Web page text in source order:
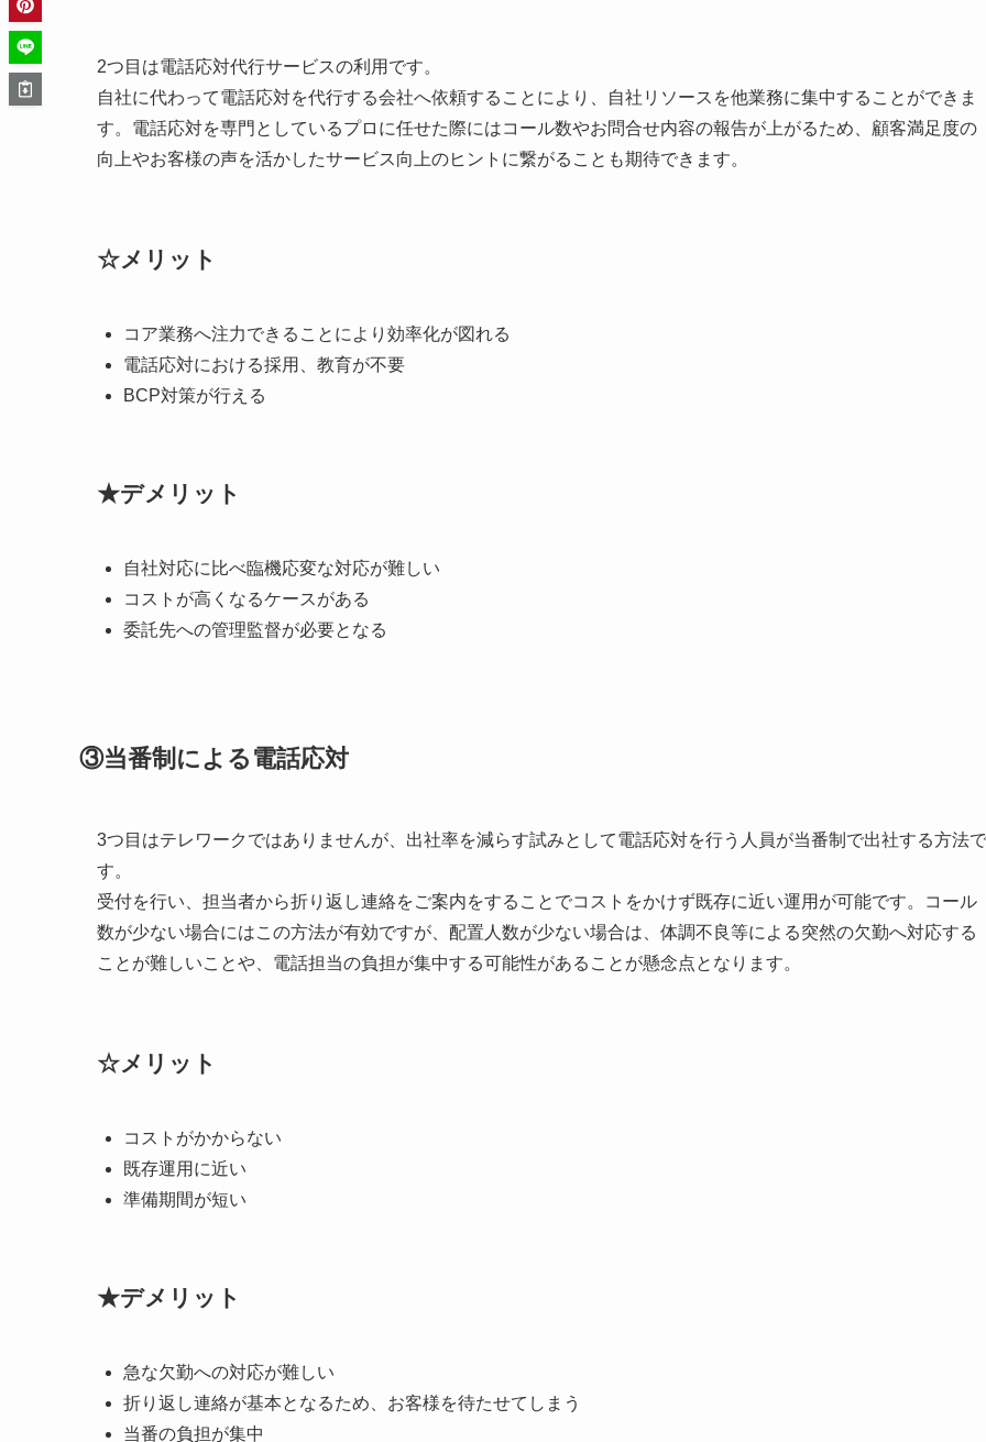
2つ目は電話応対代行サービスの利用です。
自社に代わって電話応対を代行する会社へ依頼することにより、自社リソースを他業務に集中することができま
す。電話応対を専門としているプロに任せた際にはコール数やお問合せ内容の報告が上がるため、顧客満足度の
向上やお客様の声を活かしたサービス向上のヒントに繋がることも期待できます。
☆メリット
コア業務へ注力できることにより効率化が図れる
電話応対における採用、教育が不要
BCP対策が行える
★デメリット
自社対応に比べ臨機応変な対応が難しい
コストが高くなるケースがある
委託先への管理監督が必要となる
③当番制による電話応対
3つ目はテレワークではありませんが、出社率を減らす試みとして電話応対を行う人員が当番制で出社する方法で
す。
受付を行い、担当者から折り返し連絡をご案内をすることでコストをかけず既存に近い運用が可能です。コール
数が少ない場合にはこの方法が有効ですが、配置人数が少ない場合は、体調不良等による突然の欠勤へ対応する
ことが難しいことや、電話担当の負担が集中する可能性があることが懸念点となります。
☆メリット
コストがかからない
既存運用に近い
準備期間が短い
★デメリット
急な欠勤への対応が難しい
折り返し連絡が基本となるため、お客様を待たせてしまう
当番の負担が集中